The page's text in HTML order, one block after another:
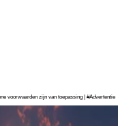
voorwaarden zijn van toepassing | #Advertentie